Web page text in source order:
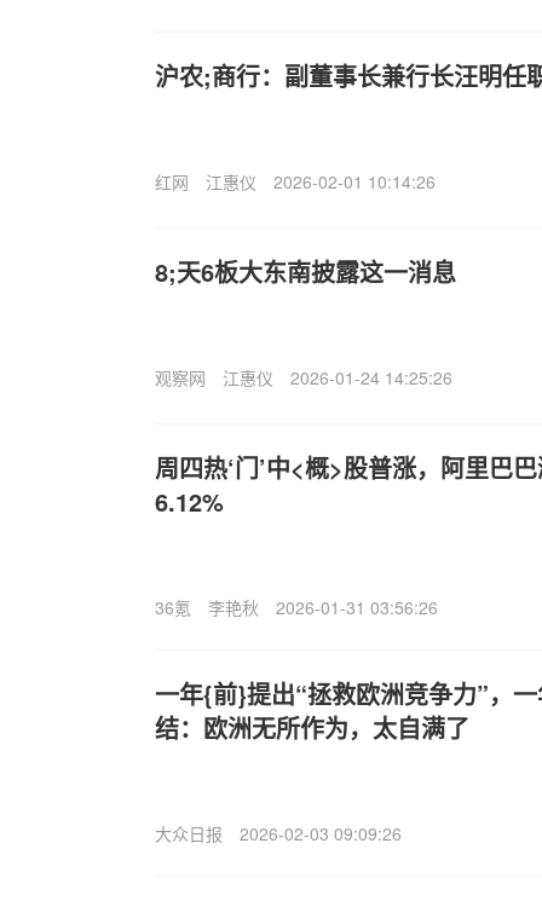
沪农;商行：副董事长兼行长汪明任
红网 江惠仪 2026-02-01 10:14:26
8;天6板大东南披露这一消息
观察网 江惠仪 2026-01-24 14:25:26
周四热‘门’中<概>股普涨，阿里巴
6.12%
36氪 李艳秋 2026-01-31 03:56:26
一年{前}提出“拯救欧洲竞争力”，
结：欧洲无所作为，太自满了
大众日报 2026-02-03 09:09:26